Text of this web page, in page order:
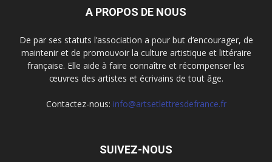
A PROPOS DE NOUS
De par ses statuts l’association a pour but d’encourager, de
maintenir et de promouvoir la culture artistique et littéraire
française. Elle aide à faire connaître et récompenser les
œuvres des artistes et écrivains de tout âge.
Contactez-nous: info@artsetlettresdefrance.fr
SUIVEZ-NOUS